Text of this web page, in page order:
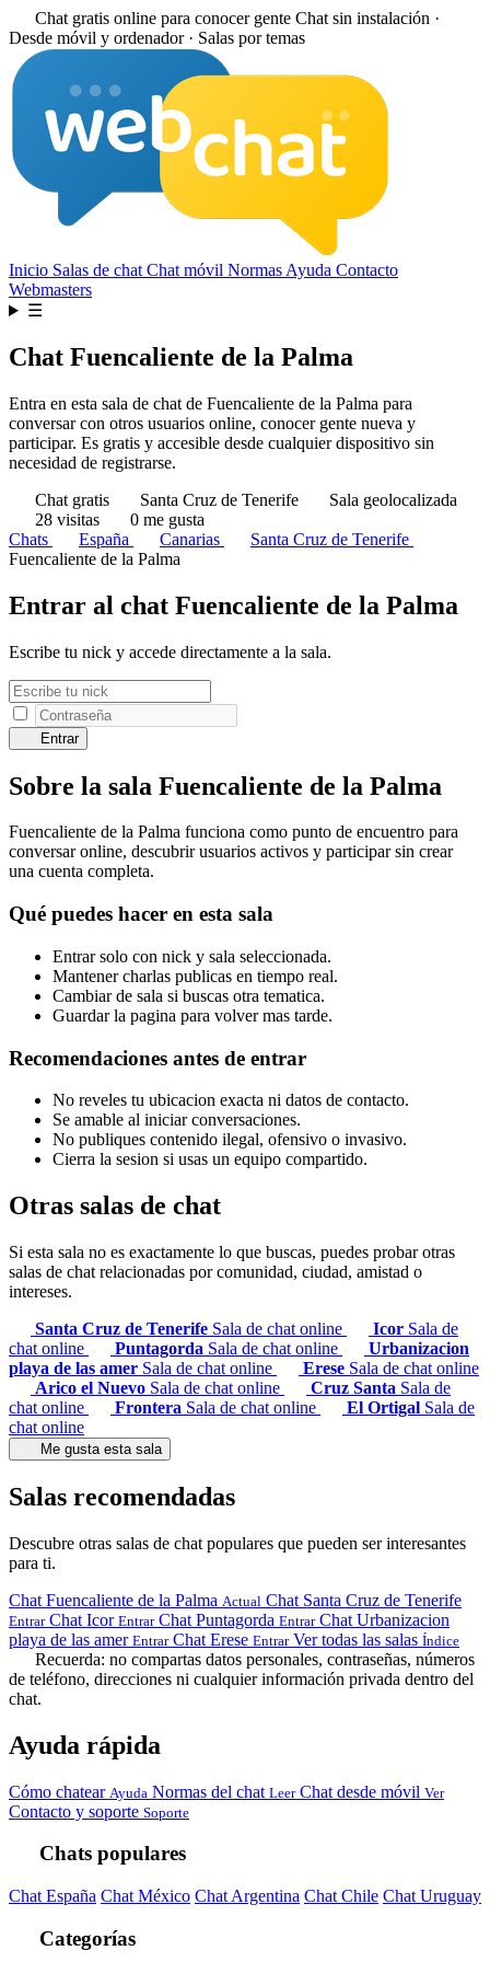
Chat gratis online para conocer gente Chat sin instalación ·
Desde móvil y ordenador · Salas por temas
Inicio Salas de chat Chat móvil Normas Ayuda Contacto
Webmasters
☰
Chat Fuencaliente de la Palma
Entra en esta sala de chat de Fuencaliente de la Palma para
conversar con otros usuarios online, conocer gente nueva y
participar. Es gratis y accesible desde cualquier dispositivo sin
necesidad de registrarse.
Chat gratis
Santa Cruz de Tenerife
Sala geolocalizada
28 visitas
0 me gusta
Chats
España Canarias
Santa Cruz de Tenerife
Fuencaliente de la Palma
Entrar al chat Fuencaliente de la Palma
Escribe tu nick y accede directamente a la sala.
Entrar
Sobre la sala Fuencaliente de la Palma
Fuencaliente de la Palma funciona como punto de encuentro para
conversar online, descubrir usuarios activos y participar sin crear
una cuenta completa.
Qué puedes hacer en esta sala
Entrar solo con nick y sala seleccionada.
Mantener charlas publicas en tiempo real.
Cambiar de sala si buscas otra tematica.
Guardar la pagina para volver mas tarde.
Recomendaciones antes de entrar
No reveles tu ubicacion exacta ni datos de contacto.
Se amable al iniciar conversaciones.
No publiques contenido ilegal, ofensivo o invasivo.
Cierra la sesion si usas un equipo compartido.
Otras salas de chat
Si esta sala no es exactamente lo que buscas, puedes probar otras
salas de chat relacionadas por comunidad, ciudad, amistad o
intereses.
Santa Cruz de Tenerife Sala de chat online Icor Sala de
chat online
Puntagorda Sala de chat online
Urbanizacion
playa de las amer Sala de chat online Erese Sala de chat online
Arico el Nuevo Sala de chat online Cruz Santa Sala de
chat online
Frontera Sala de chat online El Ortigal Sala de
chat online
Me gusta esta sala
Salas recomendadas
Descubre otras salas de chat populares que pueden ser interesantes
para ti.
Chat Fuencaliente de la Palma Actual Chat Santa Cruz de Tenerife
Entrar Chat Icor Entrar Chat Puntagorda Entrar Chat Urbanizacion
playa de las amer Entrar Chat Erese Entrar Ver todas las salas Índice
Recuerda: no compartas datos personales, contraseñas, números
de teléfono, direcciones ni cualquier información privada dentro del
chat.
Ayuda rápida
Cómo chatear Ayuda Normas del chat Leer Chat desde móvil Ver
Contacto y soporte Soporte
Chats populares
Chat España Chat México Chat Argentina Chat Chile Chat Uruguay
Categorías